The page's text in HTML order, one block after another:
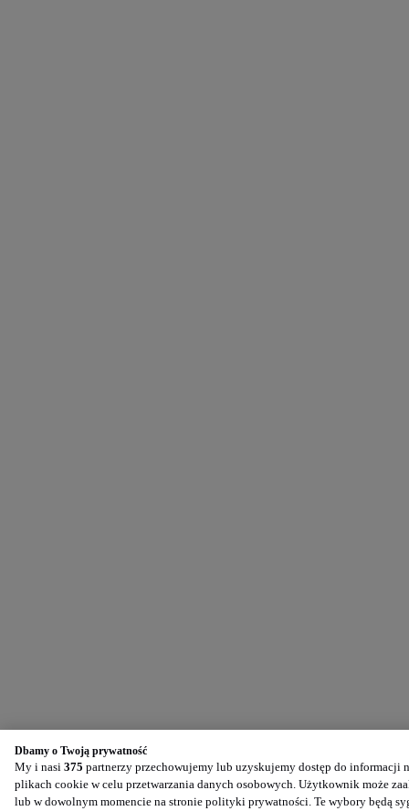
Dbamy o Twoją prywatność
My i nasi 375 partnerzy przechowujemy lub uzyskujemy dostęp do
plikach cookie w celu przetwarzania danych osobowych. Użytkownik może
lub w dowolnym momencie na stronie polityki prywatności. Te wybory będą